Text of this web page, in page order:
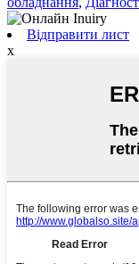
Відправити лист
x